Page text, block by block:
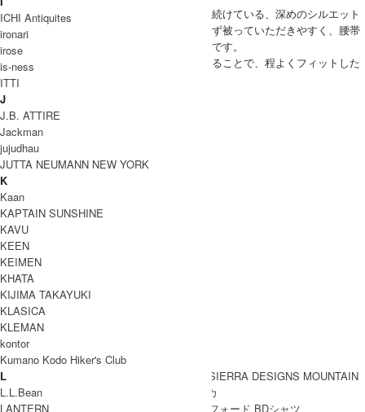
形は創業からパターンを変えることなく作り続けている、深めのシルエット
に丸い形と少し短めのツバが特徴。男女問わず被っていただきやすく、腰帯
があることで、程よくフィットした被り心地です。
男女問わず被っていただきやすく、腰帯があることで、程よくフィットした
被り心地です。
DECHO(デコー) STANDARD KOME HAT
COODINATE
DETAIL
Coordinate Item
ICHI Antiquites
ironari
irose
is-ness
ITTI
J
J.B. ATTIRE
Jackman
jujudhau
JUTTA NEUMANN NEW YORK
K
Kaan
KAPTAIN SUNSHINE
KAVU
KEEN
KEIMEN
KHATA
KIJIMA TAKAYUKI
KLASICA
KLEMAN
kontor
Kumano Kodo Hiker's Club
L
L.L.Bean
LANTERN